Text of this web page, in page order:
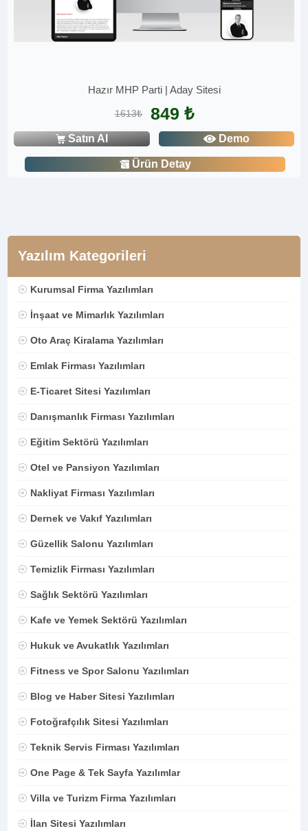
Yazılım Kategorileri
Kurumsal Firma Yazılımları
İnşaat ve Mimarlık Yazılımları
Oto Araç Kiralama Yazılımları
Emlak Firması Yazılımları
E-Ticaret Sitesi Yazılımları
Danışmanlık Firması Yazılımları
Eğitim Sektörü Yazılımları
Otel ve Pansiyon Yazılımları
Nakliyat Firması Yazılımları
Dernek ve Vakıf Yazılımları
Güzellik Salonu Yazılımları
Temizlik Firması Yazılımları
Sağlık Sektörü Yazılımları
Kafe ve Yemek Sektörü Yazılımları
Hukuk ve Avukatlık Yazılımları
Fitness ve Spor Salonu Yazılımları
Blog ve Haber Sitesi Yazılımları
Fotoğrafçılık Sitesi Yazılımları
Teknik Servis Firması Yazılımları
One Page & Tek Sayfa Yazılımlar
Villa ve Turizm Firma Yazılımları
İlan Sitesi Yazılımları
Hazır MHP Parti | Aday Sitesi
1613₺ 849 ₺
Satın Al Demo
Ürün Detay